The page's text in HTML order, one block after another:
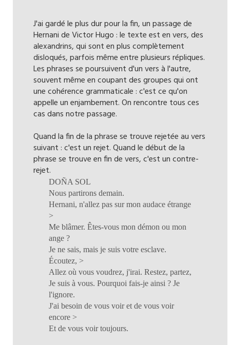
J'ai gardé le plus dur pour la fin, un passage de
Hernani de Victor Hugo : le texte est en vers, des
alexandrins, qui sont en plus complètement
disloqués, parfois même entre plusieurs répliques.
Les phrases se poursuivent d'un vers à l'autre,
souvent même en coupant des groupes qui ont
une cohérence grammaticale : c'est ce qu'on
appelle un enjambement. On rencontre tous ces
cas dans notre passage.
Quand la fin de la phrase se trouve rejetée au vers
suivant : c'est un rejet. Quand le début de la
phrase se trouve en fin de vers, c'est un contre-
rejet.
DOÑA SOL
Nous partirons demain.
Hernani, n'allez pas sur mon audace étrange
>
Me blâmer. Êtes-vous mon démon ou mon
ange ?
Je ne sais, mais je suis votre esclave.
Écoutez, >
Allez où vous voudrez, j'irai. Restez, partez,
Je suis à vous. Pourquoi fais-je ainsi ? Je
l'ignore.
J'ai besoin de vous voir et de vous voir
encore >
Et de vous voir toujours.